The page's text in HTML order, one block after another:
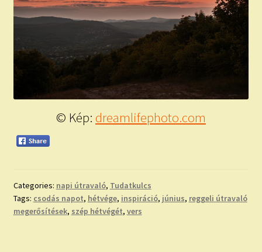
© Kép: dreamlifephoto.com
Categories: napi útravaló, Tudatkulcs
Tags: csodás napot, hétvége, inspiráció, június, reggeli útravaló
megerősítések, szép hétvégét, vers